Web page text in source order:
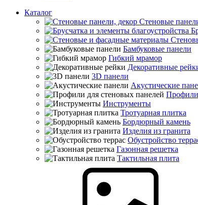
Каталог
Стеновые
Бамбуковые панели
Гибкий мрамор
Декоративные
3D панели
Акустические
Профили
Инструменты
Тротуарная плитка
Бордюрный камень
Изделия из гранита
Обустройство
Газонная решетка
Тактильная плита